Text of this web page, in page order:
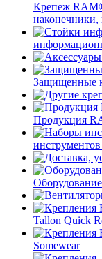
Крепеж
наконечники,
Защищенные
Продукция
Tallon Quick
Somewear